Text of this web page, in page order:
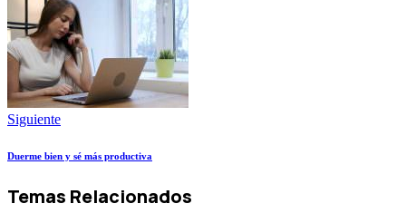
Siguiente
Duerme bien y sé más productiva
Temas Relacionados